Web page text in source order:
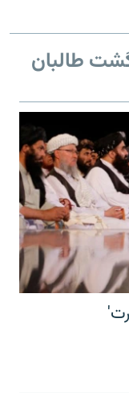
طالبان